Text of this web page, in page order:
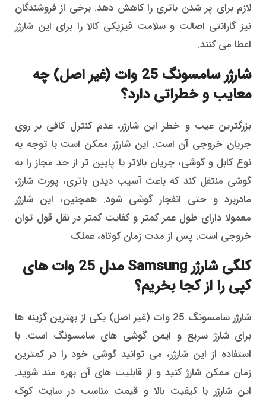
لازم برای پر شدن باتری را کاهش دهد. برخی از فروشندگان
نیز گارانتی اصالت و سلامت فیزیکی کالا را برای این شارژر
اعطا می کنند.
شارژر سامسونگ 25 وات (غیر اصل) چه
معایب و خطراتی دارد؟
بزرگترین عیب و خطر این شارژر، عدم کنترل کافی بر روی
جریان خروجی آن است. این شارژر ممکن است با توجه به
نوع کابل و گوشی، جریان بالاتر یا پایین تر از حد مجاز را به
گوشی منتقل کند که باعث آسیب دیدن باتری، پورت شارژ،
مادربرد و حتی انفجار گوشی شود. همچنین، این شارژر
معمولا دارای طول عمر کمتر و کفایت کمتر در نقل قول توان
خروجی است. پس از مدت زمان کوتاه، عملک
کلگی شارژر Samsung مدل 25 وات های
کپی را از کجا بخریم؟
شارژر سامسونگ 25 وات (غیر اصل) یکی از بهترین گزینه ها
برای شارژ سریع و ایمن گوشی های سامسونگ است. با
استفاده از این شارژر، می توانید گوشی خود را در کمترین
زمان ممکن شارژ کنید و از قابلیت های آن بهره مند شوید.
این شارژر با کیفیت بالا و قیمت مناسب در سایت کوک